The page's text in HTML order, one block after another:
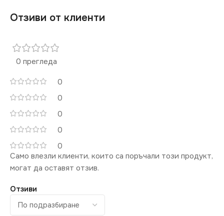
Отзиви от клиенти
0 прегледа
0
0
0
0
0
Отзиви
Само влезли клиенти, които са поръчали този продукт,
могат да оставят отзив.